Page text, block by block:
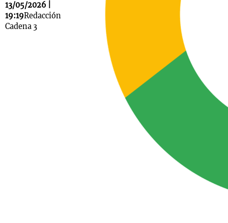
13/05/2026 |
19:19Redacción
Cadena 3